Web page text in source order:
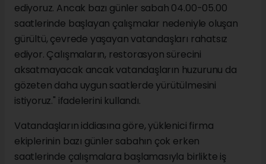
ediyoruz. Ancak bazı günler sabah 04.00-05.00
saatlerinde başlayan çalışmalar nedeniyle oluşan
gürültü, çevrede yaşayan vatandaşları rahatsız
ediyor. Çalışmaların, restorasyon sürecini
aksatmayacak ancak vatandaşların huzurunu da
gözeten daha uygun saatlerde yürütülmesini
istiyoruz." ifadelerini kullandı.
Vatandaşların iddiasına göre, yüklenici firma
ekiplerinin bazı günler sabahın çok erken
saatlerinde çalışmalara başlamasıyla birlikte iş